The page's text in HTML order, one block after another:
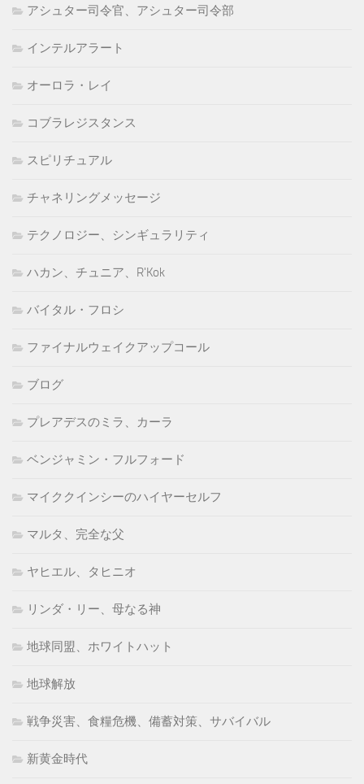
アシュター司令官、アシュター司令部
インテルアラート
オーロラ・レイ
コブラレジスタンス
スピリチュアル
チャネリングメッセージ
テクノロジー、シンギュラリティ
ハカン、チュニア、R'Kok
バイタル・フロシ
ファイナルウェイクアップコール
ブログ
プレアデスのミラ、カーラ
ベンジャミン・フルフォード
マイククインシーのハイヤーセルフ
マルタ、完全な父
ヤヒエル、タヒニオ
リンダ・リー、母なる神
地球同盟、ホワイトハット
地球解放
戦争災害、食糧危機、備蓄対策、サバイバル
新黄金時代